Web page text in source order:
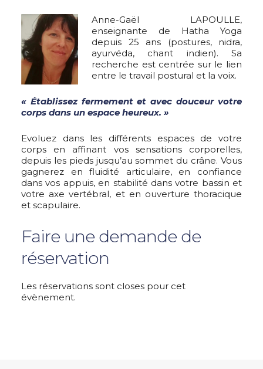
Anne-Gaël LAPOULLE,
enseignante de Hatha Yoga
depuis 25 ans (postures, nidra,
ayurvéda, chant indien). Sa
recherche est centrée sur le lien
entre le travail postural et la voix.
« Établissez fermement et avec douceur votre
corps dans un espace heureux. »
Evoluez dans les différents espaces de votre
corps en affinant vos sensations corporelles,
depuis les pieds jusqu’au sommet du crâne. Vous
gagnerez en fluidité articulaire, en confiance
dans vos appuis, en stabilité dans votre bassin et
votre axe vertébral, et en ouverture thoracique
et scapulaire.
Faire une demande de
réservation
Les réservations sont closes pour cet
évènement.